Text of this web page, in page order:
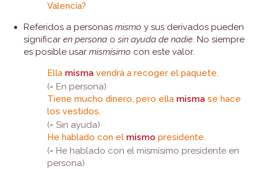
Valencia?
Referidos a personas mismo y sus derivados pueden
significar en persona o sin ayuda de nadie. No siempre
es posible usar mismísimo con este valor.
Ella misma vendrá a recoger el paquete.
(= En persona)
Tiene mucho dinero, pero ella misma se hace
los vestidos.
(= Sin ayuda)
He hablado con el mismo presidente.
(= He hablado con el mismísimo presidente en
persona)